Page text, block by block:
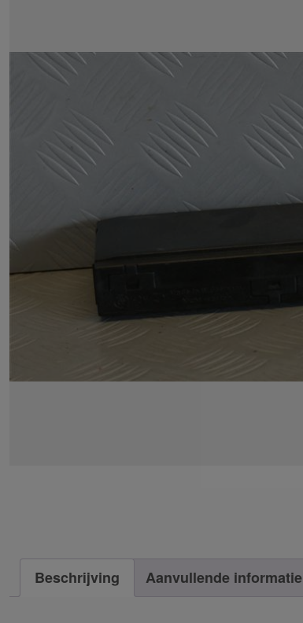
Beschrijving Aanvullende informatie